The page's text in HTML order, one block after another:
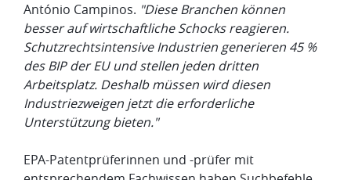
António Campinos. "Diese Branchen können
besser auf wirtschaftliche Schocks reagieren.
Schutzrechtsintensive Industrien generieren 45 %
des BIP der EU und stellen jeden dritten
Arbeitsplatz. Deshalb müssen wird diesen
Industriezweigen jetzt die erforderliche
Unterstützung bieten."
EPA-Patentprüferinnen und -prüfer mit